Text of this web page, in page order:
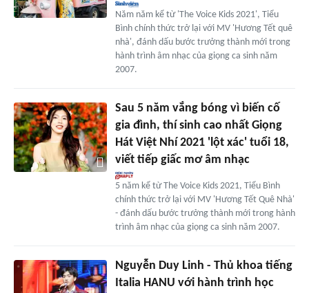
Năm năm kể từ 'The Voice Kids 2021', Tiểu
Bình chính thức trở lại với MV 'Hương Tết quê
nhà', đánh dấu bước trưởng thành mới trong
hành trình âm nhạc của giọng ca sinh năm
2007.
Sau 5 năm vắng bóng vì biến cố
gia đình, thí sinh cao nhất Giọng
Hát Việt Nhí 2021 'lột xác' tuổi 18,
viết tiếp giấc mơ âm nhạc
5 năm kể từ The Voice Kids 2021, Tiểu Bình
chính thức trở lại với MV 'Hương Tết Quê Nhà'
- đánh dấu bước trưởng thành mới trong hành
trình âm nhạc của giọng ca sinh năm 2007.
Nguyễn Duy Linh - Thủ khoa tiếng
Italia HANU với hành trình học